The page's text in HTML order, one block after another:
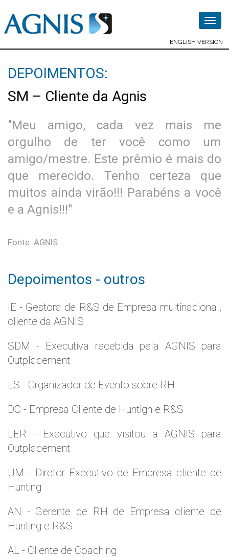
ENGLISH VERSION
DEPOIMENTOS:
SM – Cliente da Agnis
"Meu amigo, cada vez mais me
orgulho de ter você como um
amigo/mestre. Este prêmio é mais do
que merecido. Tenho certeza que
muitos ainda virão!!! Parabéns a você
e a Agnis!!!"
Fonte: AGNIS
Depoimentos - outros
IE - Gestora de R&S de Empresa multinacional,
cliente da AGNIS
SDM - Executiva recebida pela AGNIS para
Outplacement
LS - Organizador de Evento sobre RH
DC - Empresa Cliente de Huntign e R&S
LER - Executivo que visitou a AGNIS para
Outplacement
UM - Diretor Executivo de Empresa cliente de
Hunting
AN - Gerente de RH de Empresa cliente de
Hunting e R&S
AL - Cliente de Coaching